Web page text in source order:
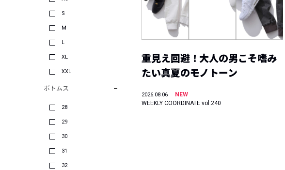
S
M
L
XL
XXL
ボトムス
28
29
30
31
32
重見え回避！大人の男こそ嗜み
たい真夏のモノトーン
2026.08.06
NEW
WEEKLY COORDINATE vol.240